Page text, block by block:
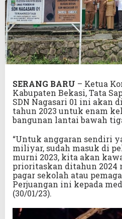
SERANG BARU – Ketua
Kabupaten Bekasi, Tata
SDN Nagasari 01 ini akan
tahun 2023 untuk enam
bangunan lantai bawah
“Untuk anggaran sendiri
miliyar, sudah masuk di
murni 2023, kita akan
prioritaskan ditahun 2024
pagar sekolah atau
Perjuangan ini kepada
(30/01/23).